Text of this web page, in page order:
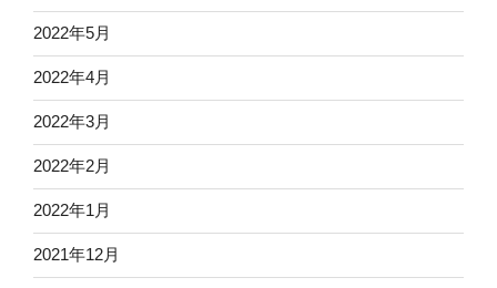
2022年5月
2022年4月
2022年3月
2022年2月
2022年1月
2021年12月